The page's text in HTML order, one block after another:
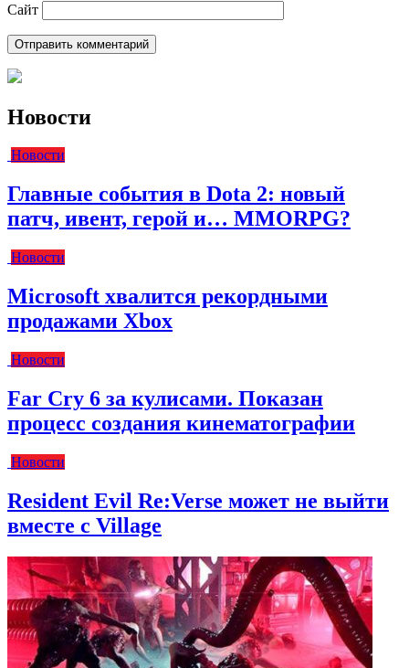
Сайт
Новости
Новости
Главные события в Dota 2: новый
патч, ивент, герой и… MMORPG?
Новости
Microsoft хвалится рекордными
продажами Xbox
Новости
Far Cry 6 за кулисами. Показан
процесс создания кинематографии
Новости
Resident Evil Re:Verse может не выйти
вместе с Village